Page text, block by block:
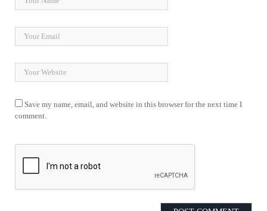
Save my name, email, and website in this browser for the next time I
comment.